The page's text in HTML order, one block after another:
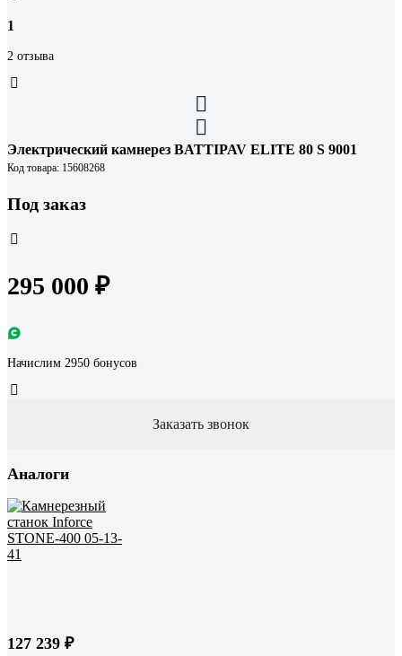
1
2 отзыва
Электрический камнерез BATTIPAV ELITE 80 S 9001
Код товара: 15608268
Под заказ
295 000 ₽
Начислим 2950 бонусов
Заказать звонок
Аналоги
127 239 ₽